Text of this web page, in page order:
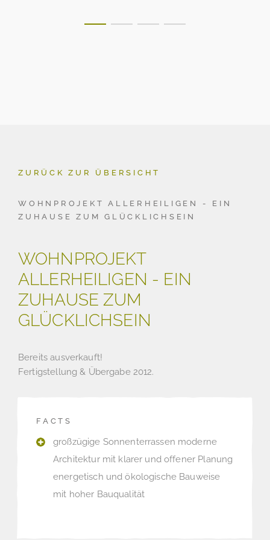
WOHNPROJEKT ALLERHEILIGEN - EIN
ZUHAUSE ZUM GLÜCKLICHSEIN
ZURÜCK ZUR ÜBERSICHT
WOHNPROJEKT
ALLERHEILIGEN - EIN
ZUHAUSE ZUM
GLÜCKLICHSEIN
Bereits ausverkauft!
Fertigstellung & Übergabe 2012.
FACTS
großzügige Sonnenterrassen moderne
Architektur mit klarer und offener Planung
energetisch und ökologische Bauweise
mit hoher Bauqualität